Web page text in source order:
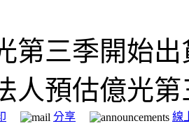
第三季開始
人預估億光
分享 線